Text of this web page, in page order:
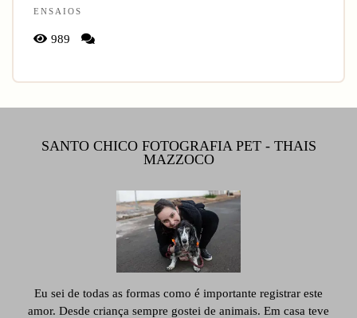
ENSAIOS
989
SANTO CHICO FOTOGRAFIA PET - THAIS
MAZZOCO
Eu sei de todas as formas como é importante registrar este
amor. Desde criança sempre gostei de animais. Em casa teve